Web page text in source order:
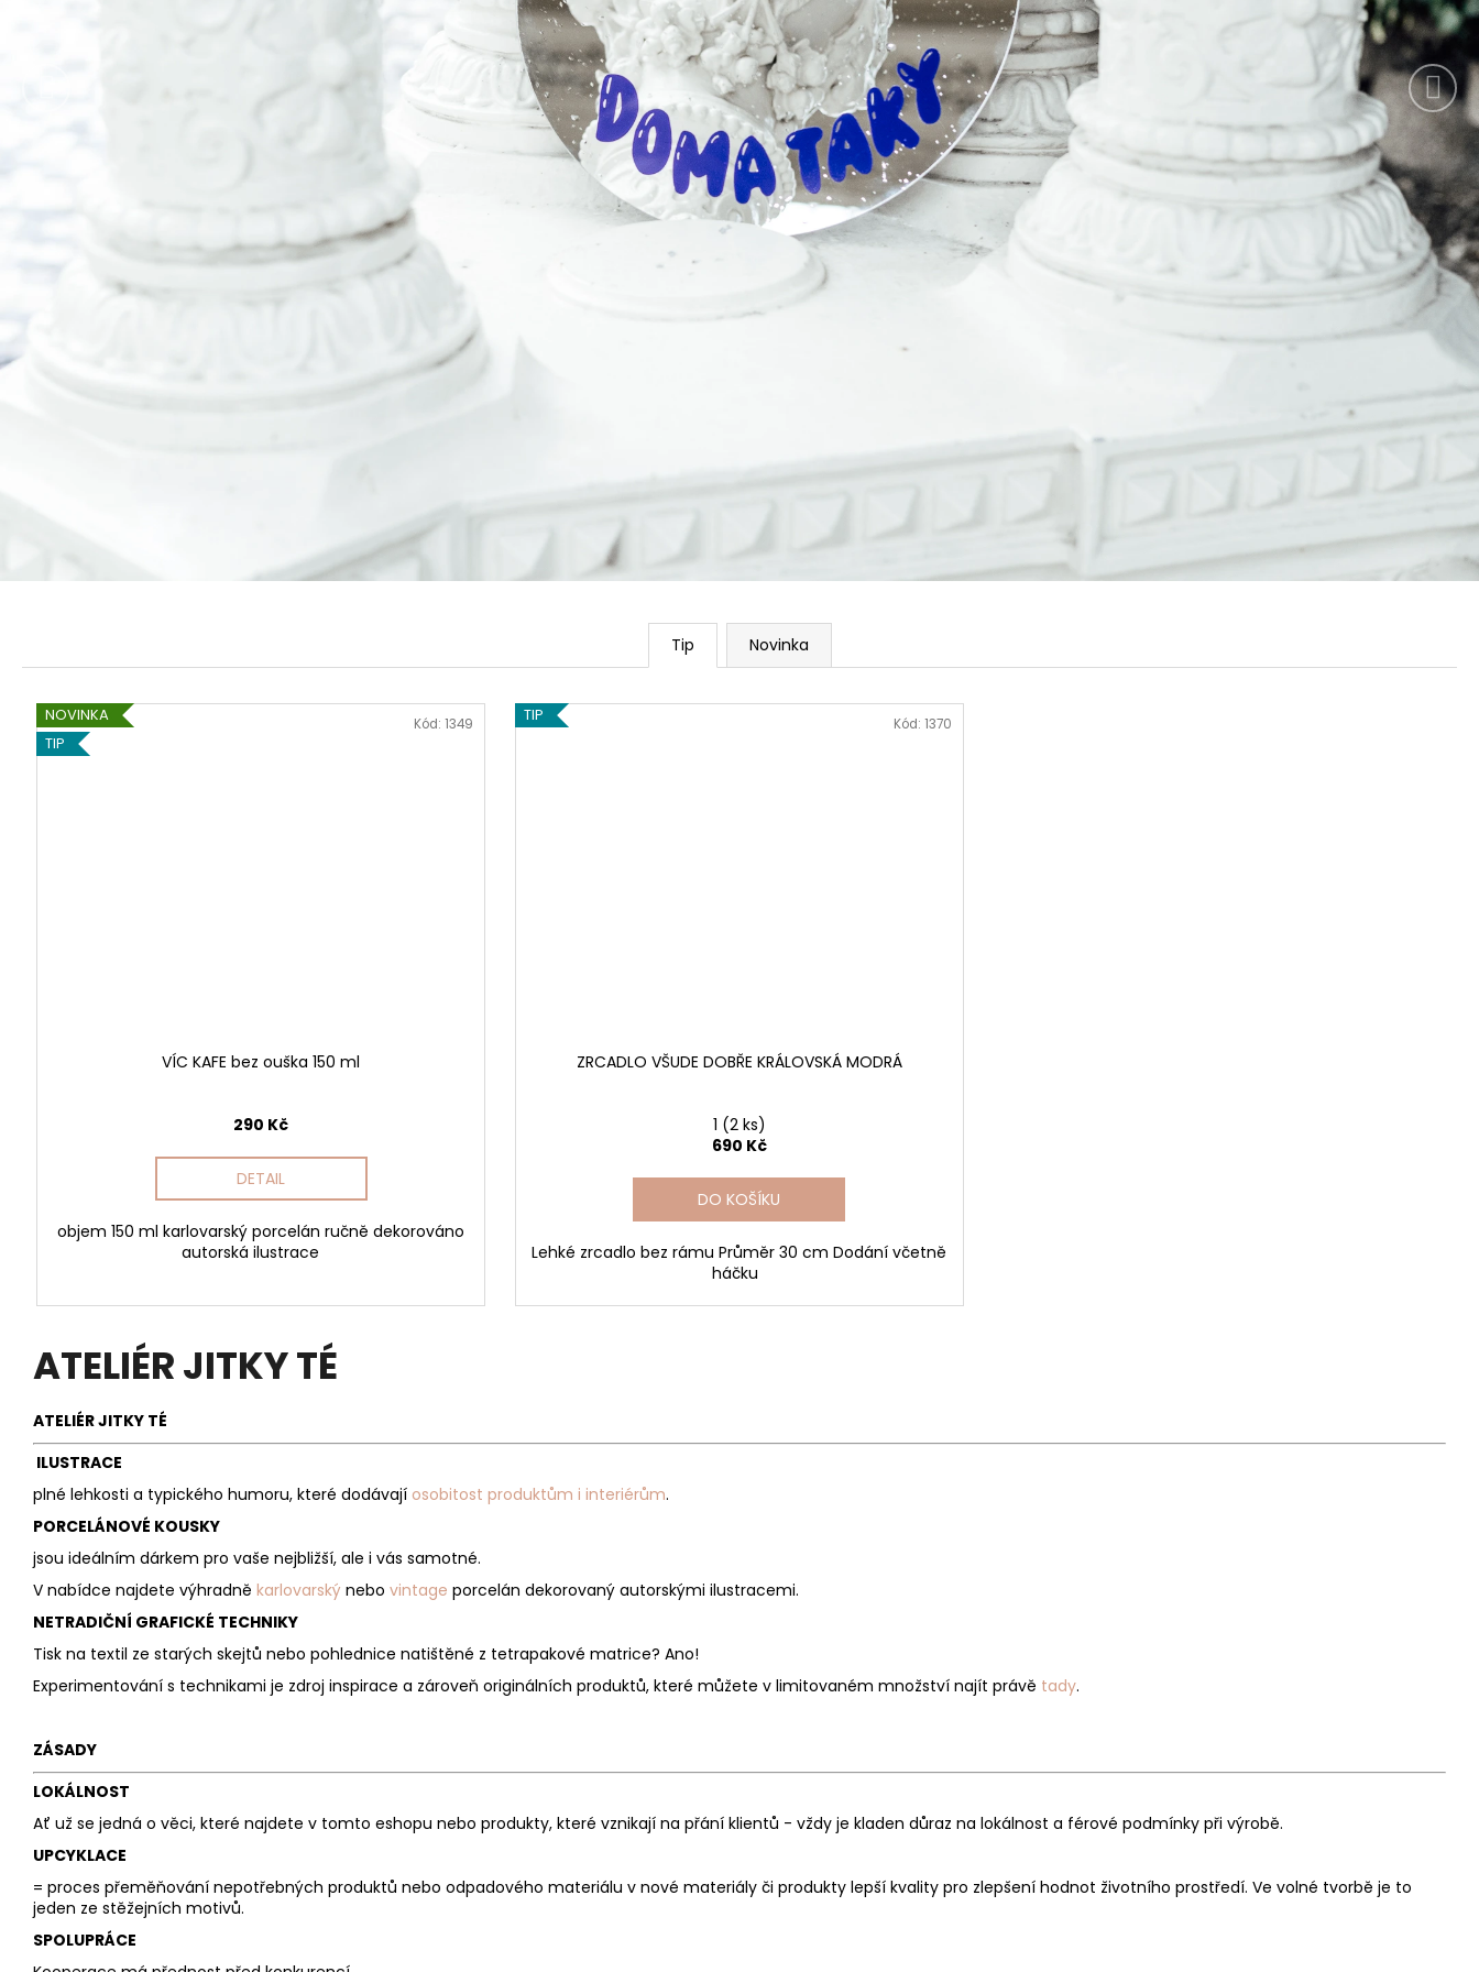
Tip Novinka
NOVINKA
TIP
VÍC KAFE bez ouška 150 ml
290 Kč
DETAIL
objem 150 ml karlovarský porcelán ručně dekorováno
autorská ilustrace
Kód:1349 TIP
ZRCADLO VŠUDE DOBŘE KRÁLOVSKÁ MODRÁ
1 (2 ks)
690 Kč
DO KOŠÍKU
Lehké zrcadlo bez rámu Průměr 30 cm Dodání včetně
háčku
Kód: 1370
ATELIÉR JITKY TÉ
ATELIÉR JITKY TÉ
ILUSTRACE
plné lehkosti a typického humoru, které dodávají osobitost produktům i interiérům.
PORCELÁNOVÉ KOUSKY
jsou ideálním dárkem pro vaše nejbližší, ale i vás samotné.
V nabídce najdete výhradně karlovarský nebo vintage porcelán dekorovaný autorskými ilustracemi.
NETRADIČNÍ GRAFICKÉ TECHNIKY
Tisk na textil ze starých skejtů nebo pohlednice natištěné z tetrapakové matrice? Ano!
Experimentování s technikami je zdroj inspirace a zároveň originálních produktů, které můžete v limitovaném množství najít právě tady.
ZÁSADY
LOKÁLNOST
Ať už se jedná o věci, které najdete v tomto eshopu nebo produkty, které vznikají na přání klientů - vždy je kladen důraz na lokálnost a férové podmínky při výrobě.
UPCYKLACE
= proces přeměňování nepotřebných produktů nebo odpadového materiálu v nové materiály či produkty lepší kvality pro zlepšení hodnot životního prostředí. Ve volné tvorbě je to
jeden ze stěžejních motivů.
SPOLUPRÁCE